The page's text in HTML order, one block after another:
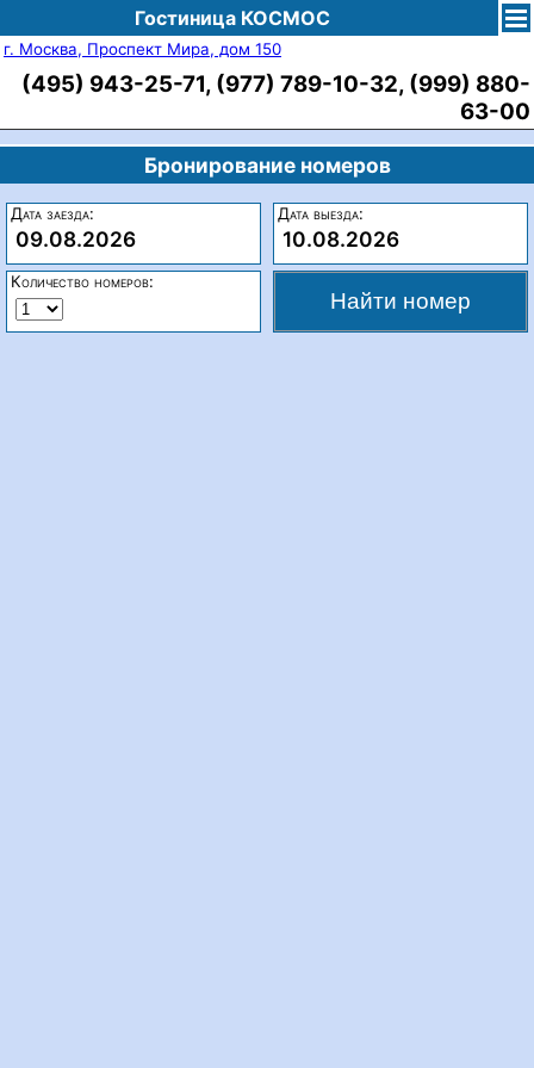
Гостиница КОСМОС
г. Москва, Проспект Мира, дом 150
(495) 943-25-71, (977) 789-10-32, (999) 880-
63-00
Бронирование номеров
Дата заезда:
09.08.2026
Дата выезда:
10.08.2026
Количество номеров: